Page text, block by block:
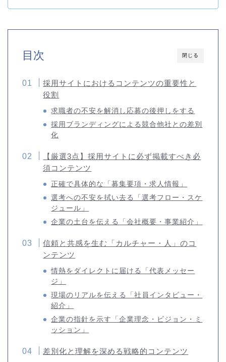
閉じる
目次
採用サイトにおけるコンテンツの重要性と
役割
求職者の不安を解消し応募の後押しをする
採用ブランディングによる競合他社との差別
化
【厳選3点】採用サイトに必ず掲載すべき必
須コンテンツ
正確で具体的な「募集要項・求人情報」
選考への不安を拭い去る「選考フロー・スケ
ジュール」
企業の土台を伝える「会社概要・事業紹介」
信頼と共感を生む「カルチャー・人」のコ
ンテンツ
情熱をダイレクトに届ける「代表メッセー
ジ」
現場のリアルを伝える「社員インタビュー・
紹介」
企業の指針を示す「企業理念・ビジョン・ミ
ッション」
差別化と理解を深める戦略的コンテンツ